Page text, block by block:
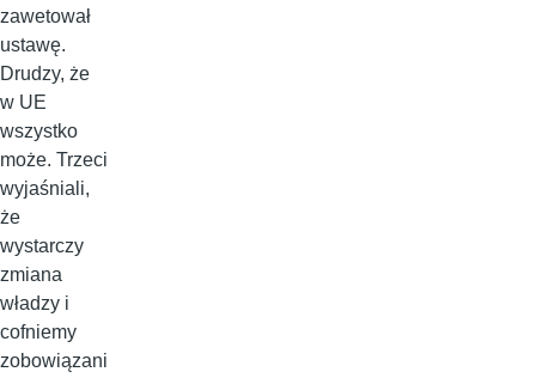
zawetował
ustawę.
Drudzy, że
w UE
wszystko
może. Trzeci
wyjaśniali,
że
wystarczy
zmiana
władzy i
cofniemy
zobowiązani